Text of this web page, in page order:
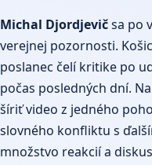
Michal Djordjevičsa po
verejnej pozornosti.
poslanec čelí kritike po
počas posledných dní.
šíriť video z jedného
slovného konfliktu s
množstvo reakcií a